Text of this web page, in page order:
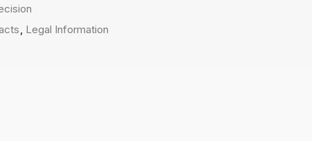
Legal Information